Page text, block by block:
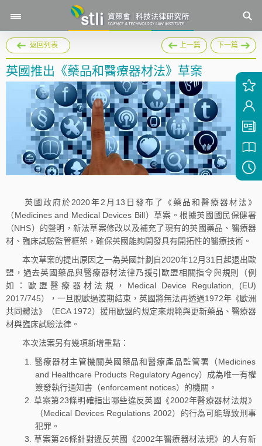
返回列表 上一篇 下一篇
英國推出《藥品和醫療器材法》草案
英國政府於2020年2月13日發布了《藥品和醫療器材法》
（Medicines and Medical Devices Bill）草案。根據英國國民保健署
（NHS）的聲明，新法草案修改以及補充了現有的英國藥品、醫療器
材、臨床試驗監管框架，確保英國能夠開發具有開拓性的醫療技術。
本次草案的提出原因之一為英國計劃自2020年12月31日起退出歐
盟，過去英國藥品與醫療器材法律乃援引歐盟相關指令與規則（例
如：歐盟醫療器材法規，Medical Device Regulation, (EU)
2017/745），一旦脫歐過渡期結束，英國將無法再透過1972年《歐洲
共同體法》（ECA 1972）援用歐盟的規定來規範與更新藥品、醫療器
材與臨床試驗法律。
本次法案另有幾項新增重點：
醫療器材主管機關英國藥品和醫療產品監管署（Medicines
and Healthcare Products Regulatory Agency）成為唯一有權
簽發執行通知書（enforcement notices）的機關。
草案第23條明確指出哪些違反英國《2002年醫療器材法規》
（Medical Devices Regulations 2002）的行為可能導致刑事
犯罪。
草案第26條針對違反英國《2002年醫療器材法規》的人有新